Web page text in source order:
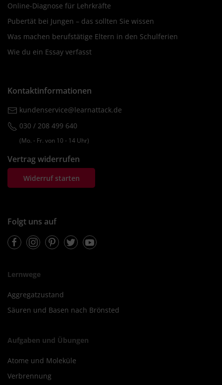
Online-Diagnose für Lehrkräfte
Pubertät bei Jungen – das sollten Sie wissen
Was machen berufstätige Eltern in den Schulferien
Wie du ein Essay verfasst
Kontaktinformationen
kundenservice@learnattack.de
030 / 208 499 640
(Mo. ‐ Fr. von 10 ‐ 14 Uhr)
Vertrag widerrufen
Widerruf starten
Folgt uns auf
FacebookInstagramPinterestTwitterYoutube
Lernwege
Aggregatzustand
Säuren und Basen nach Brönsted
Aufgaben und Übungen
Atome und Moleküle
Verbrennung